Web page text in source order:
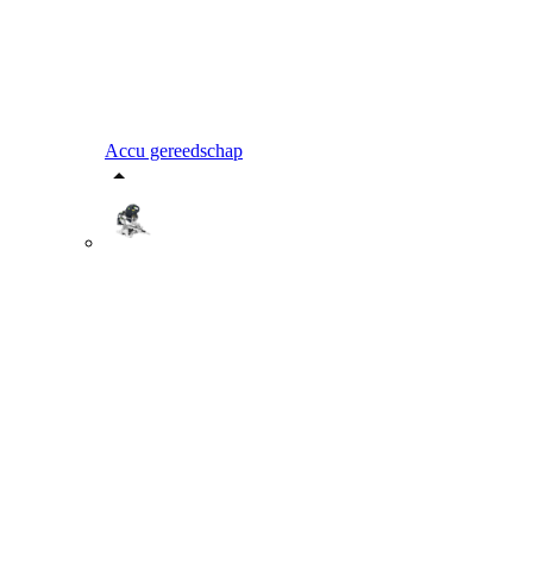
Accu gereedschap